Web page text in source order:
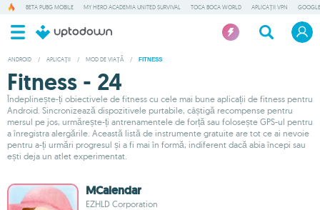
BETA PUBG MOBILE MY HERO ACADEMIA UNITED SURVIVAL TOCA BOCA WORLD APLICAȚII VPN
ANDROID / APLICAȚII / MOD DE VIAȚĂ / FITNESS
Fitness - 24
Îndeplinește-ți obiectivele de fitness cu cele mai bune aplicații de fitness pentru
Android. Sincronizează dispozitivele purtabile, câștigă recompense pentru
mersul pe jos, urmărește-ți antrenamentele de forță sau folosește GPS-ul pentru
a înregistra alergările. Această listă de instrumente gratuite are tot ce ai nevoie
pentru a-ți urmări progresul și a fi mai în formă, indiferent dacă abia începi sau
ești deja un atlet experimentat.
MCalendar
EZHLD Corporation